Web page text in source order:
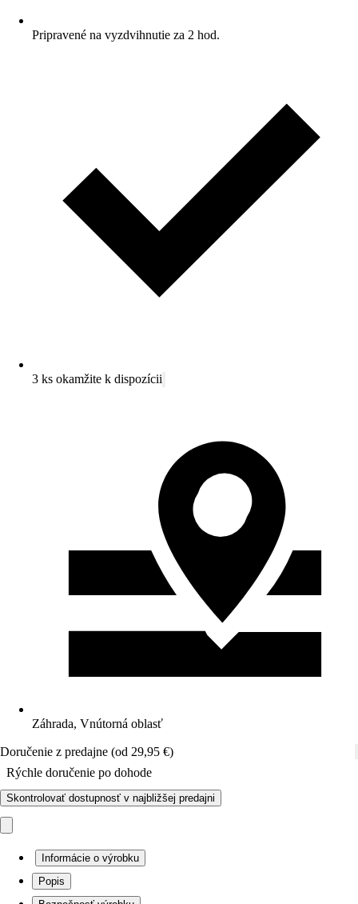
Pripravené na vyzdvihnutie za 2 hod.
3 ks okamžite k dispozícii
Záhrada, Vnútorná oblasť
Doručenie z predajne (od 29,95 €)
Rýchle doručenie po dohode
Skontrolovať dostupnosť v najbližšej predajni
Informácie o výrobku
Popis